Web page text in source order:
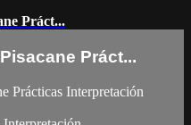
Práct...
Práct...
Prácticas Interpretación